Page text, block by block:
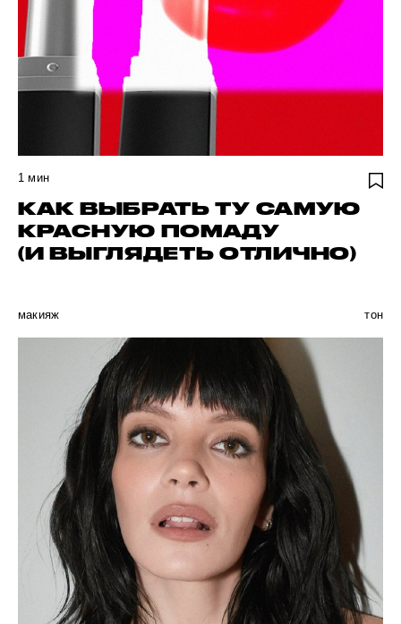
1 мин
КАК ВЫБРАТЬ ТУ САМУЮ
КРАСНУЮ ПОМАДУ
(И ВЫГЛЯДЕТЬ ОТЛИЧНО)
макияж тон